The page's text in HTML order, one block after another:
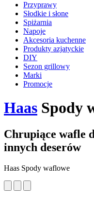
Przyprawy
Słodkie i słone
Spiżarnia
Napoje
Akcesoria kuchenne
Produkty azjatyckie
DIY
Sezon grillowy
Marki
Promocje
Haas Spody
Chrupiące wafle
innych deserów
Haas Spody waflowe